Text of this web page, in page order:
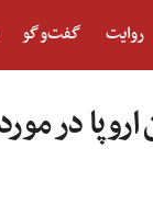
روایت گفت‌و‎گو
در